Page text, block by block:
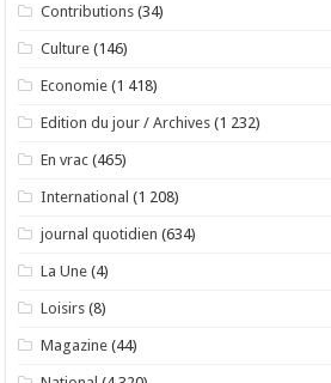
Contributions (34)
Culture (146)
Economie (1 418)
Edition du jour / Archives (1 232)
En vrac (465)
International (1 208)
journal quotidien (634)
La Une (4)
Loisirs (8)
Magazine (44)